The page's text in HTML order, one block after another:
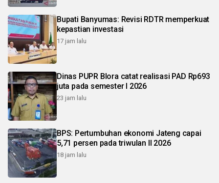
Bupati Banyumas: Revisi RDTR memperkuat
kepastian investasi
17 jam lalu
Dinas PUPR Blora catat realisasi PAD Rp693
juta pada semester I 2026
23 jam lalu
BPS: Pertumbuhan ekonomi Jateng capai
5,71 persen pada triwulan II 2026
18 jam lalu